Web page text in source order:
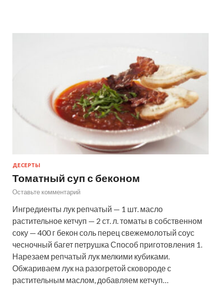
ДЕСЕРТЫ
Томатный суп с беконом
Оставьте комментарий
Ингредиенты лук репчатый — 1 шт. масло
растительное кетчуп — 2 ст. л. томаты в собственном
соку — 400 г бекон соль перец свежемолотый соус
чесночный багет петрушка Способ приготовления 1.
Нарезаем репчатый лук мелкими кубиками.
Обжариваем лук на разогретой сковороде с
растительным маслом, добавляем кетчуп…